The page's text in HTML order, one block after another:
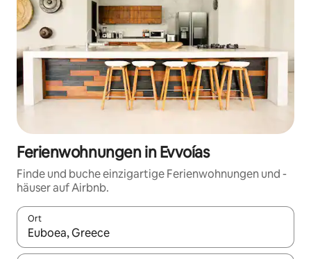
Ferienwohnungen in Evvoías
Finde und buche einzigartige Ferienwohnungen und -
häuser auf Airbnb.
Ort
Wenn Ergebnisse verfügbar sind, navigiere mit den